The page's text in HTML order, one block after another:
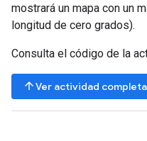
mostrará un mapa con un
longitud de cero grados).
Consulta el código de la
arrow_upwardVer actividad completa